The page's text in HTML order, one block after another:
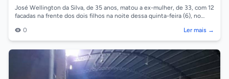
José Wellington da Silva, de 35 anos, matou a ex-mulher, de 33, com 12
facadas na frente dos dois filhos na noite dessa quinta-feira (6), no
0
Ler mais →